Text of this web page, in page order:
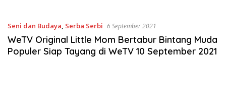
Seni dan Budaya, Serba Serbi 6 September 2021
WeTV Original Little Mom Bertabur Bintang Muda
Populer Siap Tayang di WeTV 10 September 2021